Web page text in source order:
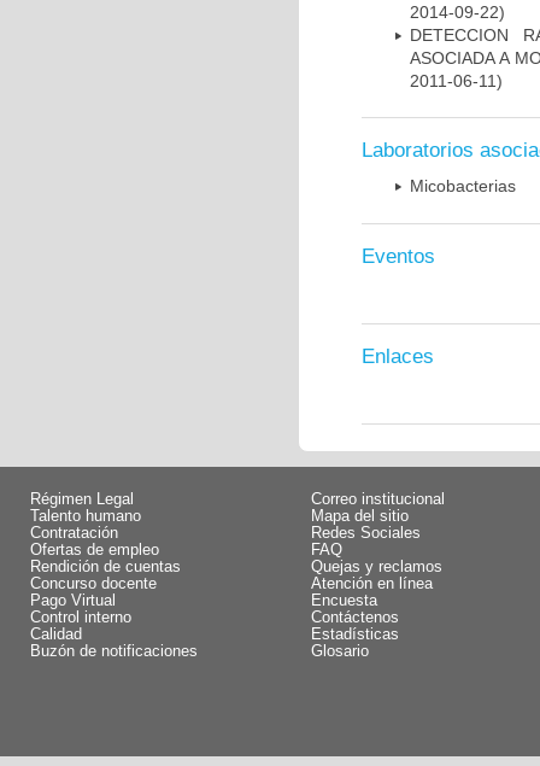
2014-09-22)
DETECCION
ASOCIADA A
2011-06-11)
Laboratorios
Micobacterias
Eventos
Enlaces
Régimen Legal
Talento humano
Contratación
Ofertas de empleo
Rendición de cuentas
Concurso docente
Pago Virtual
Control interno
Calidad
Buzón de notificaciones
Correo institucional
Mapa del sitio
Redes Sociales
FAQ
Quejas y reclamos
Atención en línea
Encuesta
Contáctenos
Estadísticas
Glosario